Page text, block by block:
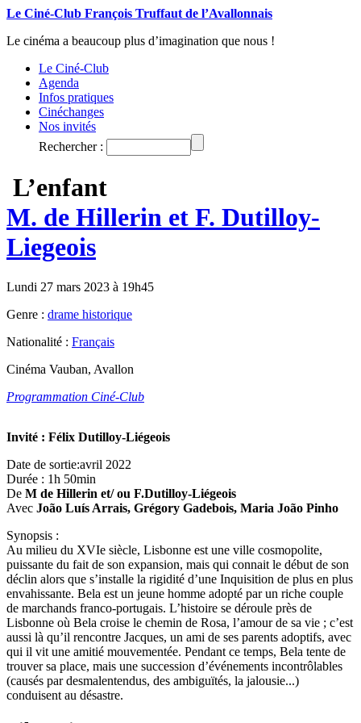
Le Ciné-Club François Truffaut de l’Avallonnais
Le cinéma a beaucoup plus d’imagination que nous !
Le Ciné-Club
Agenda
Infos pratiques
Cinéchanges
Nos invités
Rechercher :
L’enfant
M. de Hillerin et F. Dutilloy-
Liegeois
Lundi 27 mars 2023 à 19h45
Genre : drame historique
Nationalité : Français
Cinéma Vauban, Avallon
Programmation Ciné-Club
Invité : Félix Dutilloy-Liégeois
Date de sortie:avril 2022
Durée : 1h 50min
De M de Hillerin et/ ou F.Dutilloy-Liégeois
Avec João Luís Arrais, Grégory Gadebois, Maria João Pinho
Synopsis :
Au milieu du XVIe siècle, Lisbonne est une ville cosmopolite,
puissante du fait de son expansion, mais qui connait le début de son
déclin alors que s’installe la rigidité d’une Inquisition de plus en plus
envahissante. Bela est un jeune homme adopté par un riche couple
de marchands franco-portugais. L’histoire se déroule près de
Lisbonne où Bela croise le chemin de Rosa, l’amour de sa vie ; c’est
aussi là qu’il rencontre Jacques, un ami de ses parents adoptifs, avec
qui il vit une amitié mouvementée. Pendant ce temps, Bela tente de
trouver sa place, mais une succession d’événements incontrôlables
(causés par desmalentendus, des ambiguïtés, la jalousie...)
conduisent au désastre.